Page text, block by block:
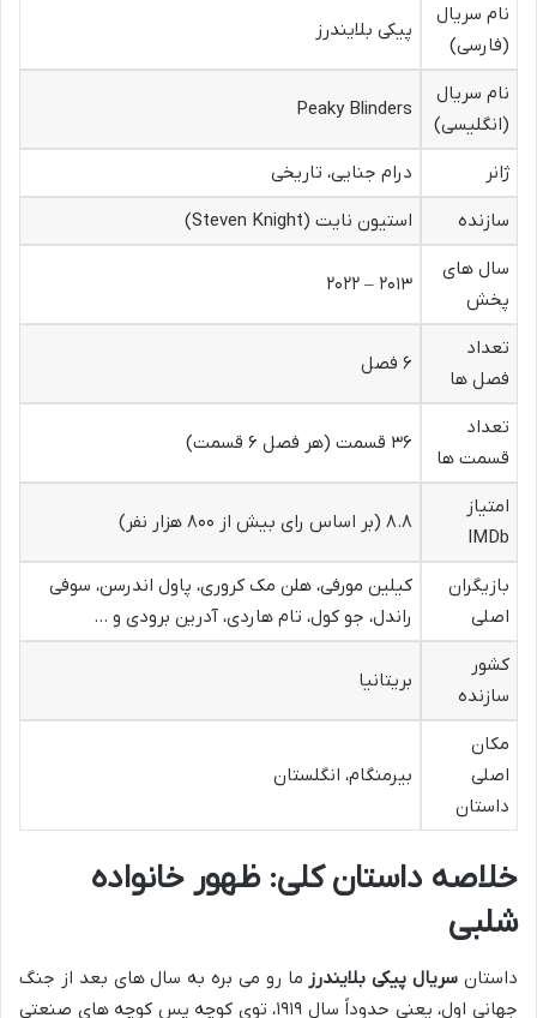
نام سریال
(فارسی)
پیکی بلایندرز
نام سریال
(انگلیسی)
Peaky Blinders
ژانر
درام جنایی، تاریخی
سازنده
استیون نایت (Steven Knight)
سال های
پخش
۲۰۱۳ – ۲۰۲۲
تعداد
فصل ها
۶ فصل
تعداد
قسمت ها
۳۶ قسمت (هر فصل ۶ قسمت)
امتیاز
IMDb
۸.۸ (بر اساس رای بیش از ۸۰۰ هزار نفر)
بازیگران
اصلی
کیلین مورفی، هلن مک کروری، پاول اندرسن، سوفی
راندل، جو کول، تام هاردی، آدرین برودی و …
کشور
سازنده
بریتانیا
مکان
اصلی
داستان
بیرمنگام، انگلستان
خلاصه داستان کلی: ظهور خانواده
شلبی
داستان سریال پیکی بلایندرز ما رو می بره به سال های بعد از جنگ
جهانی اول، یعنی حدوداً سال ۱۹۱۹، توی کوچه پس کوچه های صنعتی